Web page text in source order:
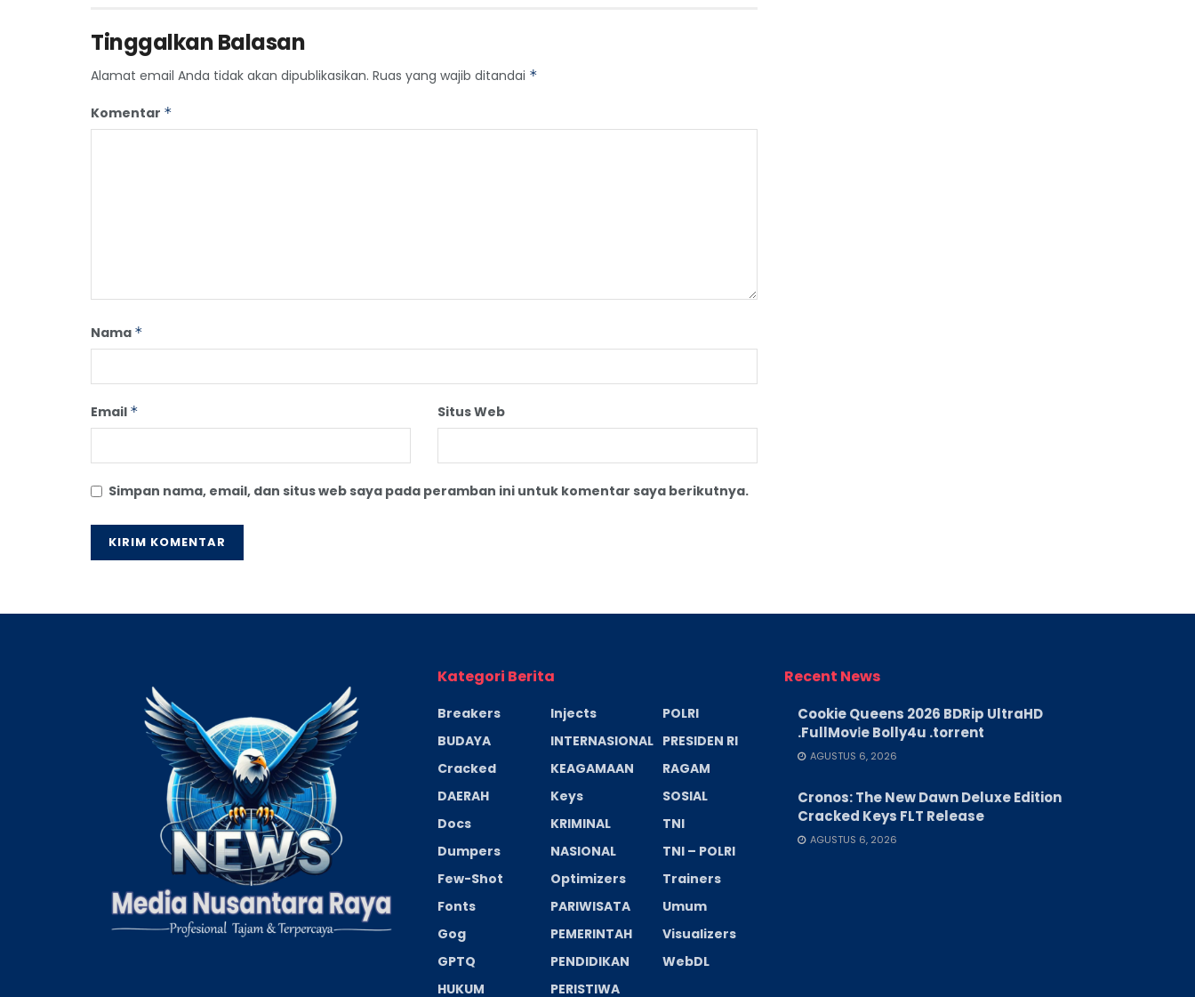
Tinggalkan Balasan
Alamat email Anda tidak akan dipublikasikan. Ruas yang wajib ditandai *
Komentar *
Nama *
Email * Situs Web
Simpan nama, email, dan situs web saya pada peramban ini untuk komentar saya berikutnya.
Kategori Berita
Breakers
BUDAYA
Cracked
DAERAH
Docs
Dumpers
Few-Shot
Fonts
Gog
GPTQ
HUKUM
Injects
INTERNASIONAL
KEAGAMAAN
Keys
KRIMINAL
NASIONAL
Optimizers
PARIWISATA
PEMERINTAH
PENDIDIKAN
PERISTIWA
POLRI
PRESIDEN RI
RAGAM
SOSIAL
TNI
TNI – POLRI
Trainers
Umum
Visualizers
WebDL
Recent News
Cookie Queens 2026 BDRip UltraHD
.FullMov𝗂e Bolly4u .torrent
AGUSTUS 6, 2026
Cronos: The New Dawn Deluxe Edition
Cracked Keys FLT Release
AGUSTUS 6, 2026